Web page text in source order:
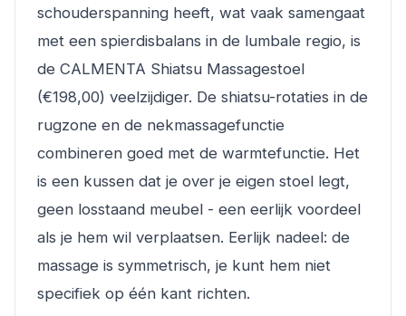
schouderspanning heeft, wat vaak samengaat
met een spierdisbalans in de lumbale regio, is
de CALMENTA Shiatsu Massagestoel
(€198,00) veelzijdiger. De shiatsu-rotaties in de
rugzone en de nekmassagefunctie
combineren goed met de warmtefunctie. Het
is een kussen dat je over je eigen stoel legt,
geen losstaand meubel - een eerlijk voordeel
als je hem wil verplaatsen. Eerlijk nadeel: de
massage is symmetrisch, je kunt hem niet
specifiek op één kant richten.